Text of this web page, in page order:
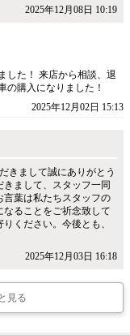
2025年12月08日 10:19
した！ 来店から相談、退
の購入になりました！
2025年12月02日 15:13
きまして誠にありがとう
まして、スタッフ一同
葉は私たちスタッフの
ることをご祈念致して
ください。今後とも、
2025年12月03日 16:18
見る